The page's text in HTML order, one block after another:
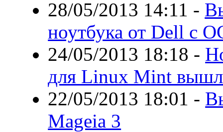
28/05/2013 14:11 -
ноутбука от Dell с
24/05/2013 18:18 -
для Linux Mint
22/05/2013 18:01 -
Mageia 3